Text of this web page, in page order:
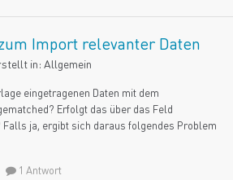
Import relevanter Daten
in: Allgemein
eingetragenen Daten mit dem
Erfolgt das über das Feld
ja, ergibt sich daraus folgendes Problem
1 Antwort